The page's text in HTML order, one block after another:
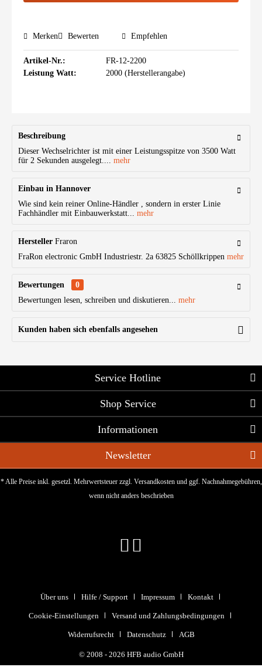
Merken Bewerten Empfehlen
Artikel-Nr.:
FR-12-2200
Leistung Watt:
2000 (Herstellerangabe)
Beschreibung
Dieser Wechselrichter ist mit einer Leistungsspitze von 3500 Watt
für 2 Sekunden ausgelegt.... mehr
Einbau in Hannover
Wie sind kein reiner Online-Händler , sondern in erster Linie
Fachhändler mit Einbauwerkstatt... mehr
Hersteller Fraron
FraRon electronic GmbH Industriestr. 2a 63825 Schöllkrippen mehr
Bewertungen
0
Bewertungen lesen, schreiben und diskutieren... mehr
Kunden haben sich ebenfalls angesehen
Service Hotline
Shop Service
Informationen
Newsletter
* Alle Preise inkl. gesetzl. Mehrwertsteuer zzgl. Versandkostenund ggf. Nachnahmegebühren,
wenn nicht anders beschrieben
Über uns Hilfe / Support Impressum Kontakt
Cookie-Einstellungen Versand und Zahlungsbedingungen
Widerrufsrecht Datenschutz AGB
© 2008 - 2026 HFB audio GmbH